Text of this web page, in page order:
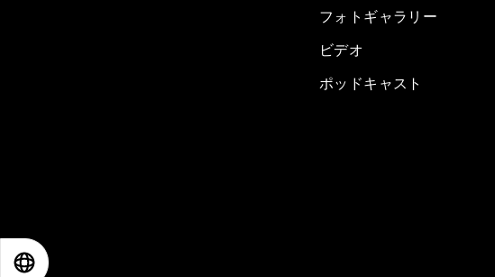
フォトギャラリー
ビデオ
ポッドキャスト